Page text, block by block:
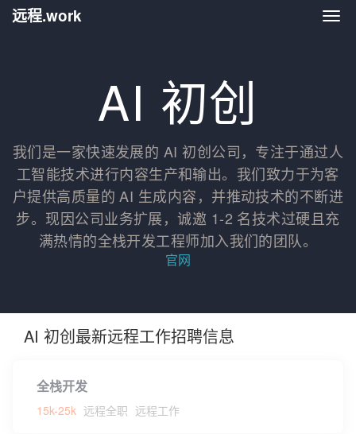
远
远程.work
AI 初创
我们是一家快速发展的 AI 初创公司，专注于通过人
工智能技术进行内容生产和输出。我们致力于为客
户提供高质量的 AI 生成内容，并推动技术的不断进
步。现因公司业务扩展，诚邀 1-2 名技术过硬且充
满热情的全栈开发工程师加入我们的团队。
官网
AI 初创最新远程工作招聘信息
全栈开发
15k-25k 远程全职 远程工作